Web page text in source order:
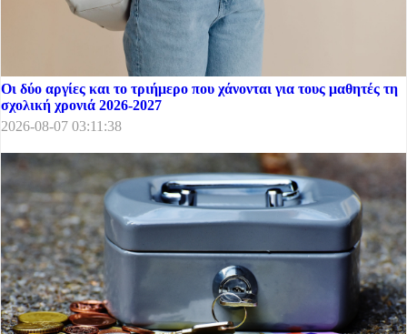
Οι δύο αργίες και το τριήμερο που χάνονται για τους μαθητές τη
σχολική χρονιά 2026-2027
2026-08-07 03:11:38